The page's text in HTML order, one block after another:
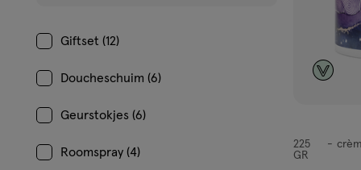
Giftset (12)
Doucheschuim (6)
Geurstokjes (6)
Roomspray (4) crème
225
GR